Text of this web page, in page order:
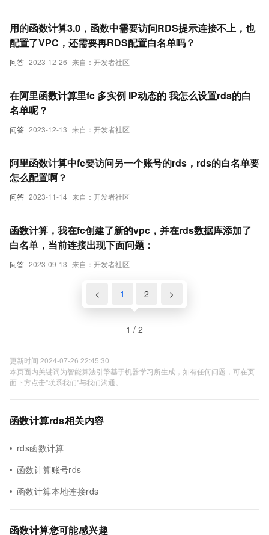
问答 2023-12-26 来自：开发者社区
用的函数计算3.0，函数中需要访问RDS提示连接不上，也
配置了VPC，还需要再RDS配置白名单吗？
问答 2023-12-13 来自：开发者社区
在阿里函数计算里fc 多实例 IP动态的 我怎么设置rds的白
名单呢？
问答 2023-11-14 来自：开发者社区
阿里函数计算中fc要访问另一个账号的rds，rds的白名单要
怎么配置啊？
问答 2023-09-13 来自：开发者社区
函数计算，我在fc创建了新的vpc，并在rds数据库添加了
白名单，当前连接出现下面问题：
< 1 2 >
1 / 2
更新时间 2024-07-26 22:45:30
本页面内关键词为智能算法引擎基于机器学习所生成，如有任何问题，可在页
面下方点击"联系我们"与我们沟通。
函数计算rds相关内容
rds函数计算
函数计算账号rds
函数计算本地连接rds
函数计算您可能感兴趣